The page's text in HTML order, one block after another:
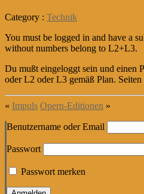
Category : Technik
You must be logged in and have a
without numbers belong to L2+L3.
Du mußt eingeloggt sein und einen
oder L2 oder L3 gemäß Plan.
« Impuls Opern-Editionen »
Benutzername oder Email
Passwort
Passwort merken